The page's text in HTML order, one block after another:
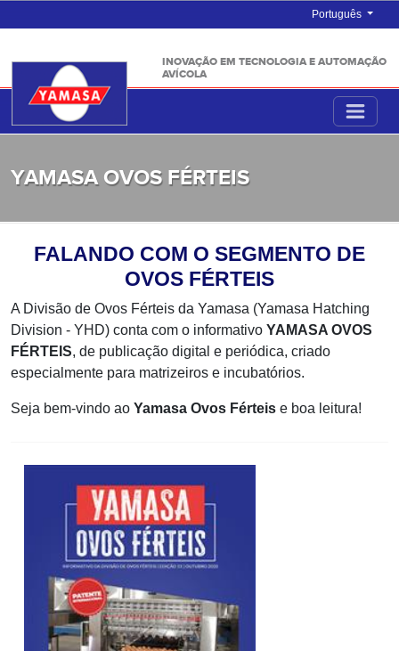
Português
INOVAÇÃO EM TECNOLOGIA E AUTOMAÇÃO
AVÍCOLA
YAMASA OVOS FÉRTEIS
FALANDO COM O SEGMENTO DE
OVOS FÉRTEIS
A Divisão de Ovos Férteis da Yamasa (Yamasa Hatching
Division - YHD) conta com o informativo YAMASA OVOS
FÉRTEIS, de publicação digital e periódica, criado
especialmente para matrizeiros e incubatórios.
Seja bem-vindo ao Yamasa Ovos Férteis e boa leitura!